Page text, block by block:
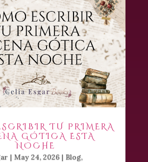
TU PRIMERA
GÓTICA ESTA
NOCHE
| May 24, 2026| Blog,